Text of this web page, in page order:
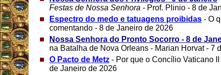
Festas de Nossa Senhora - Prof. Plinio - 8 de
Espectro do medo e tatuagens proibidas - O
comentando - 8 de Janeiro de 2026
Nossa Senhora do Pronto Socorro - 8 de
na Batalha de Nova Orleans - Marian Horvat - 7
O Pacto de Metz - Por que o Concílio Vaticano
de Janeiro de 2026